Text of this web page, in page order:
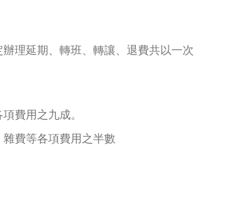
理延期、轉班、轉讓、退費共以一次
費用之九成。
費等各項費用之半數